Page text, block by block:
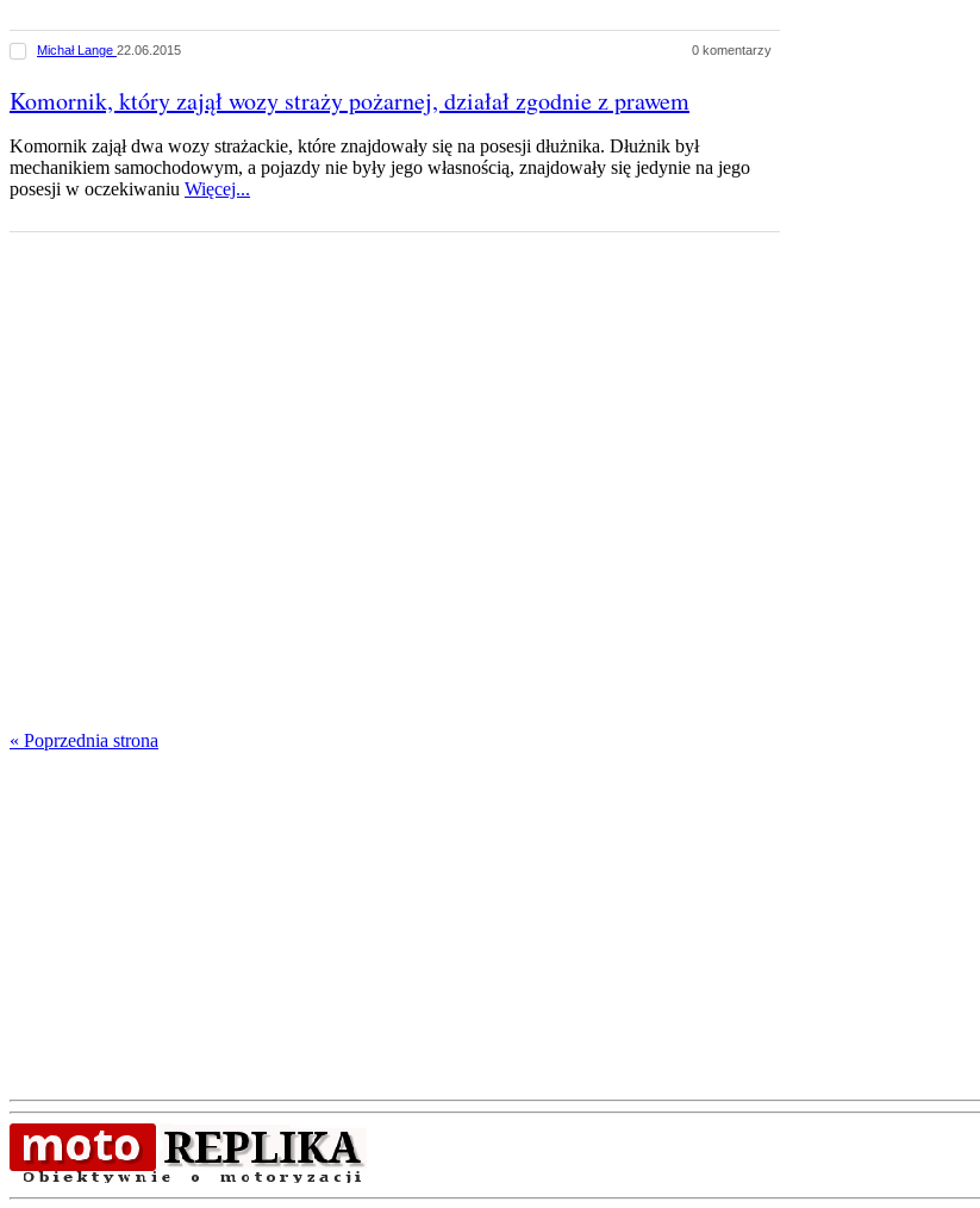
Michał Lange 22.06.2015 0 komentarzy
Komornik, który zajął wozy straży pożarnej, działał zgodnie z prawem
Komornik zajął dwa wozy strażackie, które znajdowały się na posesji dłużnika. Dłużnik był
mechanikiem samochodowym, a pojazdy nie były jego własnością, znajdowały się jedynie na jego
posesji w oczekiwaniu Więcej...
« Poprzednia strona